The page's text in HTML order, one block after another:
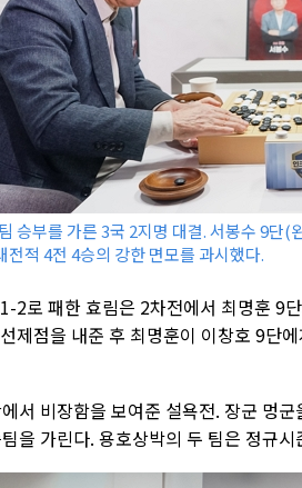
승부를 가른 3국 2지명 대결. 서봉수 9단(
전적 4전 4승의 강한 면모를 과시했다.
2로 패한 효림은 2차전에서 최명훈 9
제점을 내준 후 최명훈이 이창호 9단
서 비장함을 보여준 설욕전. 장군 멍
을 가린다. 용호상박의 두 팀은 정규